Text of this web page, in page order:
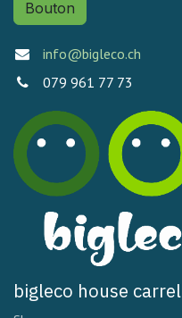
Bouton
info@bigleco.ch
079 961 77 73
bigleco house carrel